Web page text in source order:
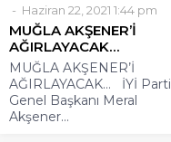
Haziran 22, 2021 1:44 pm
MUĞLA AKŞENER’İ
AĞIRLAYACAK…
MUĞLA AKŞENER’İ
AĞIRLAYACAK… İYİ Parti
Genel Başkanı Meral
Akşener...